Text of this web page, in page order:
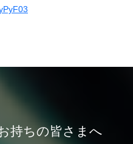
持ちの皆さまへ